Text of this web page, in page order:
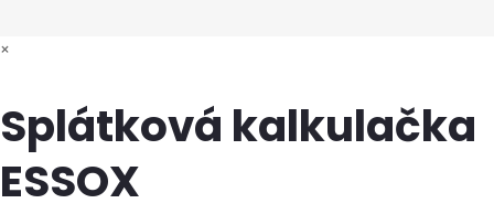
×
Splátková kalkulačka
ESSOX